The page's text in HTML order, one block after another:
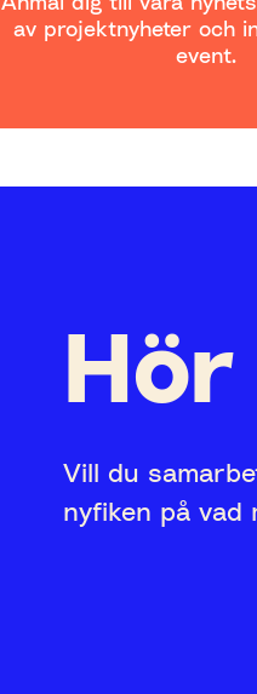
av projektnyheter och
event.
Vill du
nyfiken på vad